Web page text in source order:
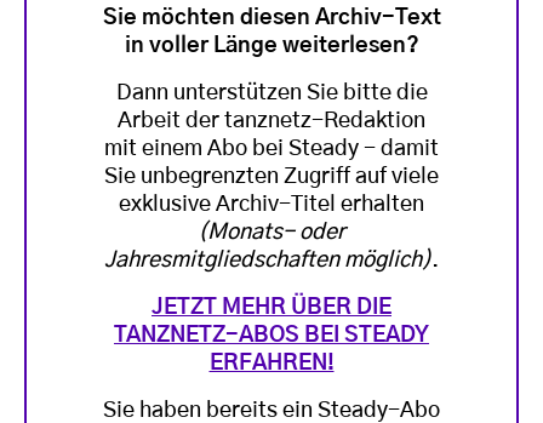
Sie möchten diesen Archiv-Text
in voller Länge weiterlesen?
Dann unterstützen Sie bitte die
Arbeit der tanznetz-Redaktion
mit einem Abo bei Steady - damit
Sie unbegrenzten Zugriff auf viele
exklusive Archiv-Titel erhalten
(Monats- oder
Jahresmitgliedschaften möglich).
JETZT MEHR ÜBER DIE
TANZNETZ-ABOS BEI STEADY
ERFAHREN!
Sie haben bereits ein Steady-Abo